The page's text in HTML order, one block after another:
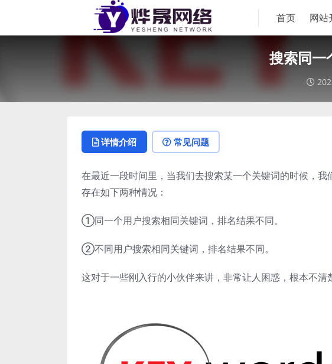
首页 网站
搜索同一
详情介绍 常见问题
在最近一段时间里，当我们去搜索某一个关键词的时候，
存在如下两种情况：
①同一个用户搜索相同关键词，排名结果不同。
②不同用户搜索相同关键词，排名结果不同。
这对于一些刚入行的小伙伴来讲，非常让人困惑，根本不清